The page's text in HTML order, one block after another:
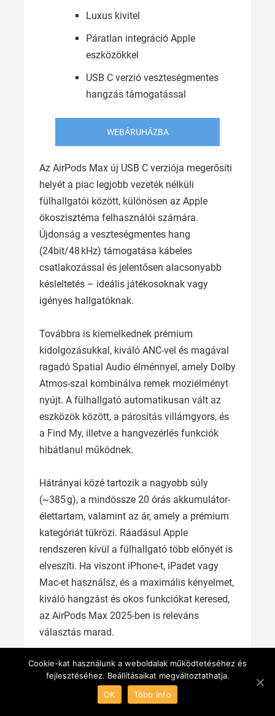
Luxus kivitel
Páratlan integráció Apple
eszközökkel
USB C verzió veszteségmentes
hangzás támogatással
WEBÁRUHÁZBA
Az AirPods Max új USB C verziója megerősíti
helyét a piac legjobb vezeték nélküli
fülhallgatói között, különösen az Apple
ökoszisztéma felhasználói számára.
Újdonság a veszteségmentes hang
(24bit/48 kHz) támogatása kábeles
csatlakozással és jelentősen alacsonyabb
késleltetés – ideális játékosoknak vagy
igényes hallgatóknak.
Továbbra is kiemelkednek prémium
kidolgozásukkal, kiváló ANC-vel és magával
ragadó Spatial Audio élménnyel, amely Dolby
Atmos-szal kombinálva remek moziélményt
nyújt. A fülhallgató automatikusan vált az
eszközök között, a párosítás villámgyors, és
a Find My, illetve a hangvezérlés funkciók
hibátlanul működnek.
Hátrányai közé tartozik a nagyobb súly
(~385 g), a mindössze 20 órás akkumulátor-
élettartam, valamint az ár, amely a prémium
kategóriát tükrözi. Ráadásul Apple
rendszeren kívül a fülhallgató több előnyét is
elveszíti. Ha viszont iPhone-t, iPadet vagy
Mac-et használsz, és a maximális kényelmet,
kiváló hangzást és okos funkciókat keresed,
az AirPods Max 2025-ben is releváns
választás marad.
JBL Tune 760NC
🎧Árérzékenyeknek: Aktív
Cookie-kat használunk a weboldalak működtetéséhez és
fejlesztéséhez. Beállításaikat megváltoztathatja.
OK
Több info